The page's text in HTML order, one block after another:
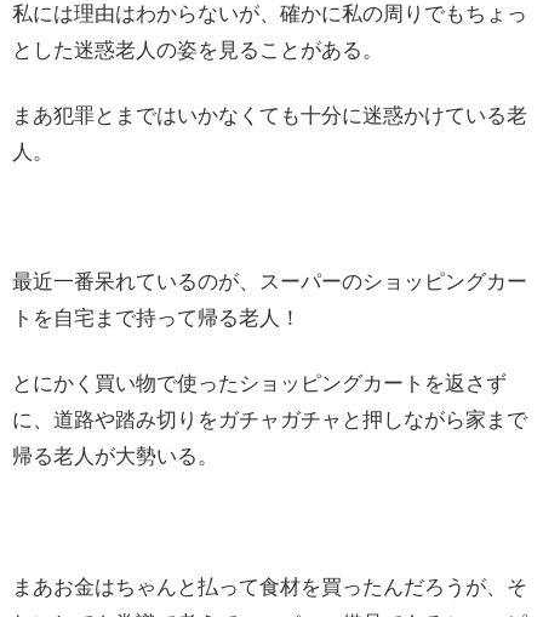
私には理由はわからないが、確かに私の周りでもちょっ
とした迷惑老人の姿を見ることがある。
まあ犯罪とまではいかなくても十分に迷惑かけている老
人。
最近一番呆れているのが、スーパーのショッピングカー
トを自宅まで持って帰る老人！
とにかく買い物で使ったショッピングカートを返さず
に、道路や踏み切りをガチャガチャと押しながら家まで
帰る老人が大勢いる。
まあお金はちゃんと払って食材を買ったんだろうが、そ